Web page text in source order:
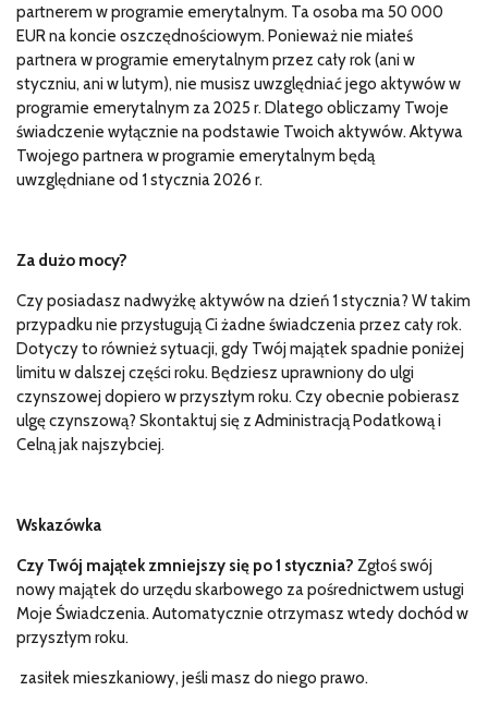
partnerem w programie emerytalnym. Ta osoba ma 50 000
EUR na koncie oszczędnościowym. Ponieważ nie miałeś
partnera w programie emerytalnym przez cały rok (ani w
styczniu, ani w lutym), nie musisz uwzględniać jego aktywów w
programie emerytalnym za 2025 r. Dlatego obliczamy Twoje
świadczenie wyłącznie na podstawie Twoich aktywów. Aktywa
Twojego partnera w programie emerytalnym będą
uwzględniane od 1 stycznia 2026 r.
Za dużo mocy?
Czy posiadasz nadwyżkę aktywów na dzień 1 stycznia? W takim
przypadku nie przysługują Ci żadne świadczenia przez cały rok.
Dotyczy to również sytuacji, gdy Twój majątek spadnie poniżej
limitu w dalszej części roku. Będziesz uprawniony do ulgi
czynszowej dopiero w przyszłym roku. Czy obecnie pobierasz
ulgę czynszową? Skontaktuj się z Administracją Podatkową i
Celną jak najszybciej.
Wskazówka
Czy Twój majątek zmniejszy się po 1 stycznia? Zgłoś swój
nowy majątek do urzędu skarbowego za pośrednictwem usługi
Moje Świadczenia. Automatycznie otrzymasz wtedy dochód w
przyszłym roku.
zasiłek mieszkaniowy, jeśli masz do niego prawo.